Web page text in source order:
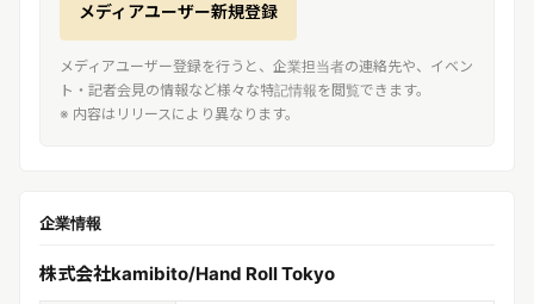
メディアユーザー新規登録
メディアユーザー登録を行うと、企業担当者の連絡先や、イベン
ト・記者会見の情報など様々な特記情報を閲覧できます。
※ 内容はリリースにより異なります。
企業情報
株式会社kamibito/Hand Roll Tokyo